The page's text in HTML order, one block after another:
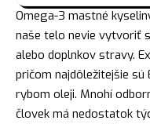
Omega-3 mastné
naše telo nevie vytvoriť
alebo doplnkov stravy.
pričom najdôležitejšie sú
rybom oleji. Mnohí
človek má nedostatok